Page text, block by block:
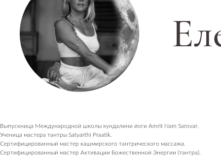
Выпускница Международной школы кундалини йоги Amrit Nam Sarovar.
Ученица мастера тантры Satyarthi Praatik.
Сертифицированный мастер кашмирского тантрического массажа.
Сертифицированный мастер Активации Божественной Энергии (тантра).